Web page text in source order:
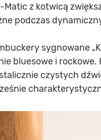
z kotwicą
podczas
sygnowane
bluesowe i
czystych